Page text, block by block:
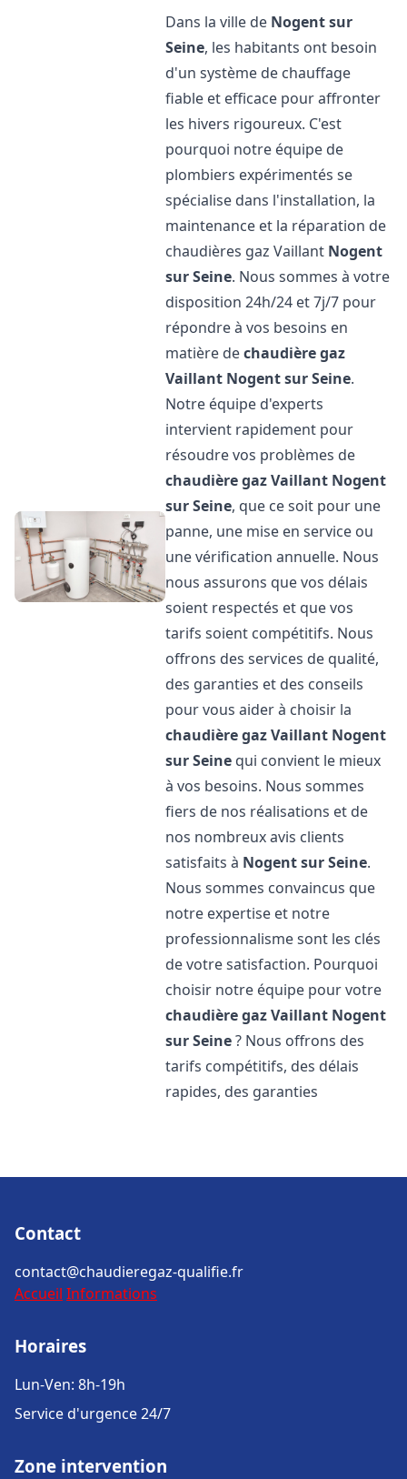
Dans la ville de Nogent sur
Seine, les habitants ont besoin
d'un système de chauffage
fiable et efficace pour affronter
les hivers rigoureux. C'est
pourquoi notre équipe de
plombiers expérimentés se
spécialise dans l'installation, la
maintenance et la réparation de
chaudières gaz Vaillant Nogent
sur Seine. Nous sommes à votre
disposition 24h/24 et 7j/7 pour
répondre à vos besoins en
matière dechaudière gaz
Vaillant Nogent sur Seine.
Notre équipe d'experts
intervient rapidement pour
résoudre vos problèmes de
chaudière gaz Vaillant Nogent
sur Seine, que ce soit pour une
panne, une mise en service ou
une vérification annuelle. Nous
nous assurons que vos délais
soient respectés et que vos
tarifs soient compétitifs. Nous
offrons des services de qualité,
des garanties et des conseils
pour vous aider à choisir la
chaudière gaz Vaillant Nogent
sur Seine qui convient le mieux
à vos besoins. Nous sommes
fiers de nos réalisations et de
nos nombreux avis clients
satisfaits à Nogent sur Seine.
Nous sommes convaincus que
notre expertise et notre
professionnalisme sont les clés
de votre satisfaction. Pourquoi
choisir notre équipe pour votre
chaudière gaz Vaillant Nogent
sur Seine? Nous offrons des
tarifs compétitifs, des délais
rapides, des garanties
Contact
contact@chaudieregaz-qualifie.fr
Accueil Informations
Horaires
Lun-Ven: 8h-19h
Service d'urgence 24/7
Zone intervention